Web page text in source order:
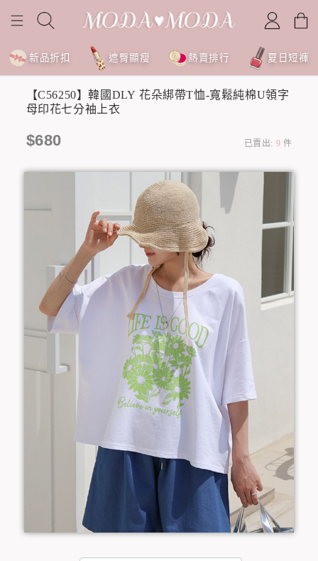
新品折扣 遮臀顯瘦 熱賣排行 夏日短褲
【C56250】韓國DLY 花朵綁帶T恤-寬鬆純棉U領字
母印花七分袖上衣
$680 已賣出: 9 件